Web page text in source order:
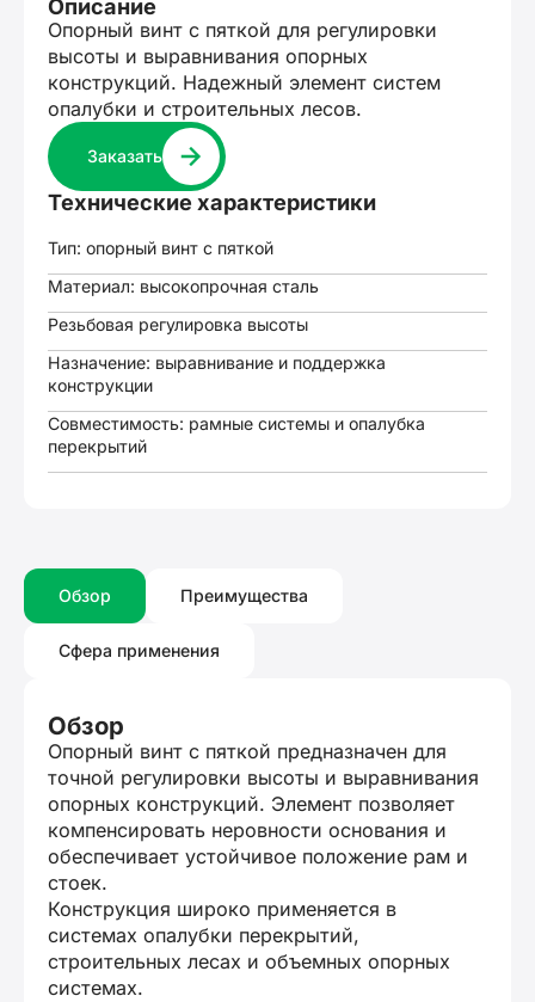
Описание
Опорный винт с пяткой для регулировки
высоты и выравнивания опорных
конструкций. Надежный элемент систем
опалубки и строительных лесов.
Заказать
Технические характеристики
Тип: опорный винт с пяткой
Материал: высокопрочная сталь
Резьбовая регулировка высоты
Назначение: выравнивание и поддержка
конструкции
Совместимость: рамные системы и опалубка
перекрытий
Обзор Преимущества
Сфера применения
Обзор
Опорный винт с пяткой предназначен для
точной регулировки высоты и выравнивания
опорных конструкций. Элемент позволяет
компенсировать неровности основания и
обеспечивает устойчивое положение рам и
стоек.
Конструкция широко применяется в
системах опалубки перекрытий,
строительных лесах и объемных опорных
системах.